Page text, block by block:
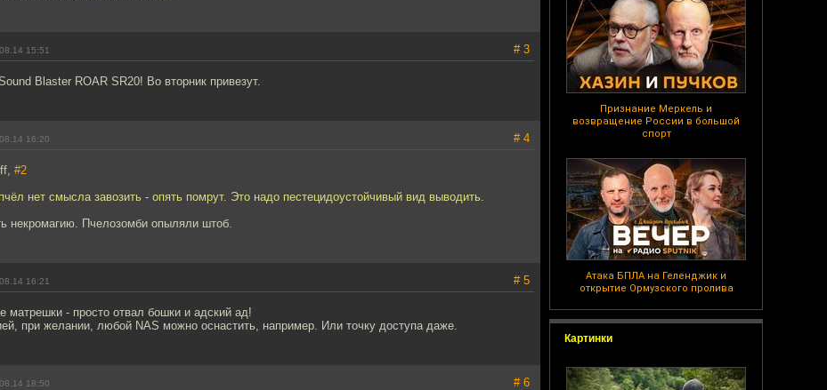
Признание Меркель и
возвращение России в большой
спорт
Атака БПЛА на Геленджик и
открытие Ормузского пролива
Картинки
15:51 # 3
Blaster ROAR SR20! Во вторник привезут.
16:20 # 4
#2
нет смысла завозить - опять помрут. Это надо пестецидоустойчивый вид выводить.
некромагию. Пчелозомби опыляли штоб.
16:21 # 5
матрешки - просто отвал бошки и адский ад!
при желании, любой NAS можно оснастить, например. Или точку доступа даже.
18:50 # 6